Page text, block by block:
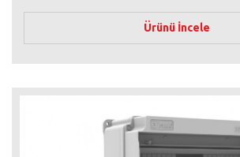
Ürünü İncele